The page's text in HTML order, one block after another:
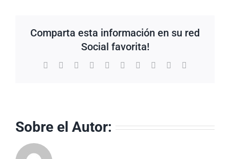
Comparta esta información en su red
Social favorita!
Facebook Reddit LinkedInWhatsApp
TumblrPinterest Xing
Sobre el Autor: